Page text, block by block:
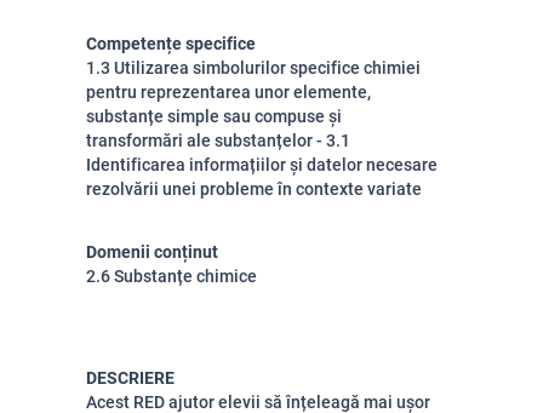
Competențe specifice
1.3 Utilizarea simbolurilor specifice chimiei
pentru reprezentarea unor elemente,
substanțe simple sau compuse și
transformări ale substanțelor - 3.1
Identificarea informațiilor și datelor necesare
rezolvării unei probleme în contexte variate
Domenii conținut
2.6 Substanțe chimice
DESCRIERE
Acest RED ajutor elevii să înțeleagă mai ușor